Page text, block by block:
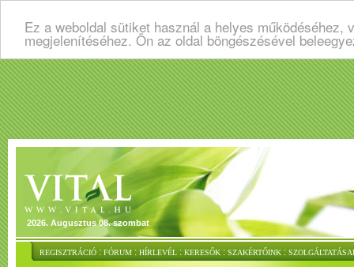
Ez a weboldal sütiket használ a helyes
megjelenítéséhez. Ön az oldal böngészésével
2026. Augusztus 08. szombat
REGISZTRÁCIÓ : FÓRUM : HÍRLEVÉL : KERESŐK : SZAKÉRTŐINK :